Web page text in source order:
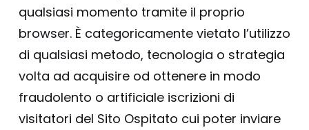
qualsiasi momento tramite il proprio
browser. È categoricamente vietato l’utilizzo
di qualsiasi metodo, tecnologia o strategia
volta ad acquisire od ottenere in modo
fraudolento o artificiale iscrizioni di
visitatori del Sito Ospitato cui poter inviare